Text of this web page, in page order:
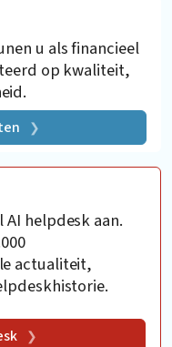
u als financieel
op kwaliteit,
helpdesk aan.
actualiteit,